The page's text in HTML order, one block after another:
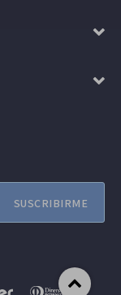
SUSCRIBIRME